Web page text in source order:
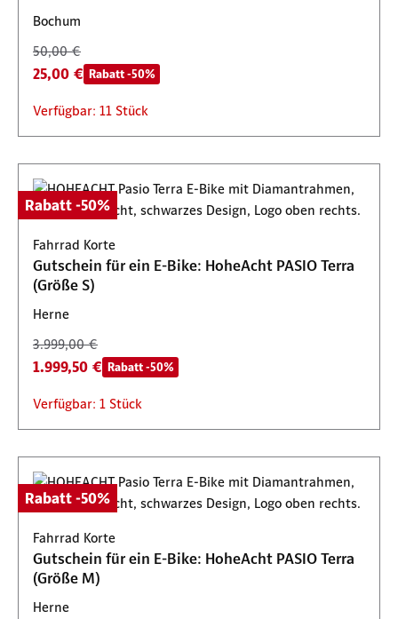
Bochum
50,00 €
25,00 € Rabatt -50%
Verfügbar: 11 Stück
Rabatt -50%
Fahrrad Korte
Gutschein für ein E-Bike: HoheAcht PASIO Terra
(Größe S)
Herne
3.999,00 €
1.999,50 € Rabatt -50%
Verfügbar: 1 Stück
Rabatt -50%
Fahrrad Korte
Gutschein für ein E-Bike: HoheAcht PASIO Terra
(Größe M)
Herne